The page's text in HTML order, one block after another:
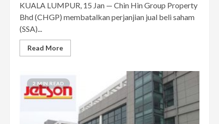
KUALA LUMPUR, 15 Jan — Chin Hin Group Property
Bhd (CHGP) membatalkan perjanjian jual beli saham
(SSA)...
Read More
2 MIN READ